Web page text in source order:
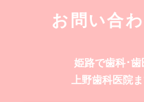
お問い合
姫路で歯科･歯
上野歯科医院